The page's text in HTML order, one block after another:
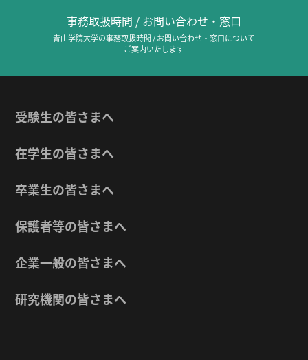
事務取扱時間 / お問い合わせ・窓口
青山学院大学の事務取扱時間 / お問い合わせ・窓口について
ご案内いたします
受験生の皆さまへ
在学生の皆さまへ
卒業生の皆さまへ
保護者等の皆さまへ
企業一般の皆さまへ
研究機関の皆さまへ